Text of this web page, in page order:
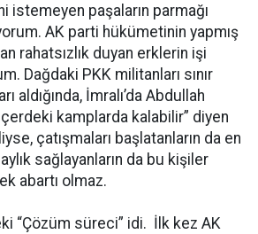
istemeyen paşaların parmağı
AK parti hükümetinin yapmış
rahatsızlık duyan erklerin işi
Dağdaki PKK militanları sınır
aldığında, İmralı’da Abdullah
kamplarda kalabilir” diyen
çatışmaları başlatanların da en
sağlayanların da bu kişiler
abartı olmaz.
“Çözüm süreci” idi. İlk kez AK